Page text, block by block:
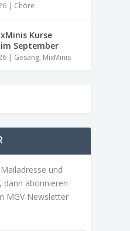
| Chöre
Kurse
September
| Gesang, MixMinis
und
dann abonnieren
MGV Newsletter